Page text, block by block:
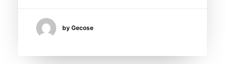
by Gecose